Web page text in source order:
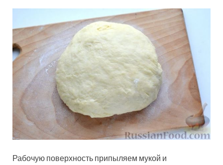
Рабочую поверхность припыляем мукой и